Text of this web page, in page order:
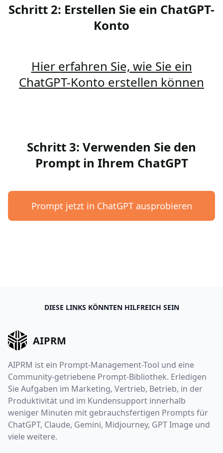
Schritt 2: Erstellen Sie ein ChatGPT-
Konto
Hier erfahren Sie, wie Sie ein
ChatGPT-Konto erstellen können
Schritt 3: Verwenden Sie den
Prompt in Ihrem ChatGPT
Prompt jetzt in ChatGPT ausprobieren
DIESE LINKS KÖNNTEN HILFREICH SEIN
AIPRM
AIPRM ist ein Prompt-Management-Tool und eine
Community-getriebene Prompt-Bibliothek. Erledigen
Sie Aufgaben im Marketing, Vertrieb, Betrieb, in der
Produktivität und im Kundensupport innerhalb
weniger Minuten mit gebrauchsfertigen Prompts für
ChatGPT, Claude, Gemini, Midjourney, GPT Image und
viele weitere.